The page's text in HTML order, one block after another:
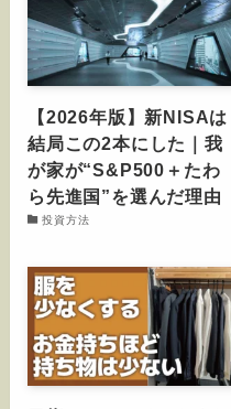
【2026年版】新NISAは
結局この2本にした｜我
が家が“S&P500＋たわ
ら先進国”を選んだ理由
投資方法